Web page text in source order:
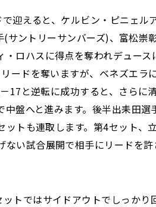
迎えると、ケルビン・ピニェ
ントリーサンバーズ)、富松
ロハスに得点を奪われデュー
ドを奪いますが、ベネズエラ
17と逆転に成功すると、さら
盤へと進みます。後半出耒田
トも連取します。第4セット
い試合展開で相手にリードを
トではサイドアウトでしっか